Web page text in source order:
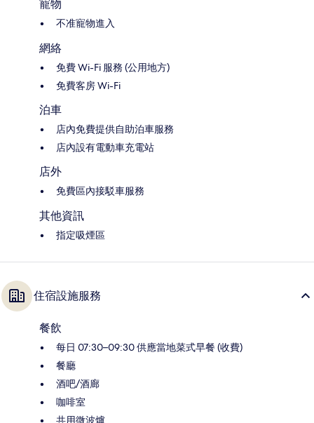
寵物
不准寵物進入
網絡
免費 Wi-Fi 服務 (公用地方)
免費客房 Wi-Fi
泊車
店內免費提供自助泊車服務
店內設有電動車充電站
店外
免費區內接駁車服務
其他資訊
指定吸煙區
住宿設施服務
餐飲
每日 07:30–09:30 供應當地菜式早餐 (收費)
餐廳
酒吧/酒廊
咖啡室
共用微波爐